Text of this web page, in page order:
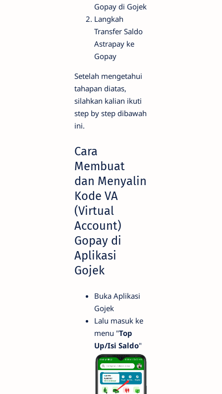
Gopay di Gojek
Langkah
Transfer Saldo
Astrapay ke
Gopay
Setelah mengetahui
tahapan diatas,
silahkan kalian ikuti
step by step dibawah
ini.
Cara
Membuat
dan Menyalin
Kode VA
(Virtual
Account)
Gopay di
Aplikasi
Gojek
Buka Aplikasi
Gojek
Lalu masuk ke
menu "Top
Up/Isi Saldo"